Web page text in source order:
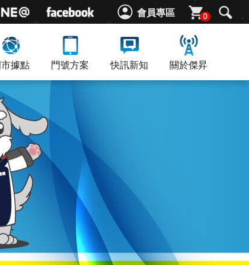
會員專區 0
據點 門號方案 快訊新知 關於傑昇